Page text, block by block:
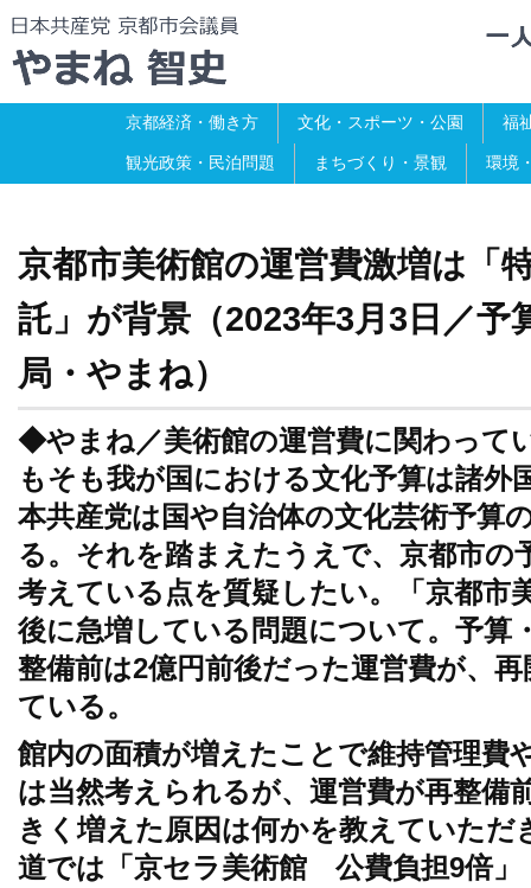
京都経済・働き方 文化・スポーツ・公園 福
観光政策・民泊問題 まちづくり・景観 環境
京都市美術館の運営費激増は「
託」が背景（2023年3月3日／予
局・やまね）
◆やまね／美術館の運営費に関わって
もそも我が国における文化予算は諸外
本共産党は国や自治体の文化芸術予算
る。それを踏まえたうえで、京都市の
考えている点を質疑したい。「京都市
後に急増している問題について。予算
整備前は2億円前後だった運営費が、
ている。
館内の面積が増えたことで維持管理費
は当然考えられるが、運営費が再整備
きく増えた原因は何かを教えていただ
道では「京セラ美術館 公費負担9倍」